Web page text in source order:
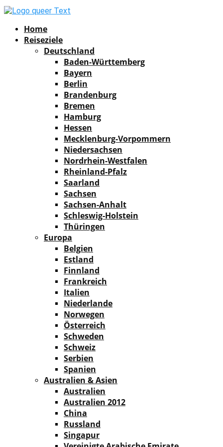
Home
Reiseziele
Deutschland
Baden-Württemberg
Bayern
Berlin
Brandenburg
Bremen
Hamburg
Hessen
Mecklenburg-Vorpommern
Niedersachsen
Nordrhein-Westfalen
Rheinland-Pfalz
Saarland
Sachsen
Sachsen-Anhalt
Schleswig-Holstein
Thüringen
Europa
Belgien
Estland
Finnland
Frankreich
Italien
Niederlande
Norwegen
Österreich
Schweden
Schweiz
Serbien
Spanien
Australien & Asien
Australien
Australien 2012
China
Russland
Singapur